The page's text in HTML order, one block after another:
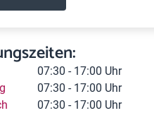
07:30 - 17:00 Uhr
07:30 - 17:00 Uhr
07:30 - 17:00 Uhr